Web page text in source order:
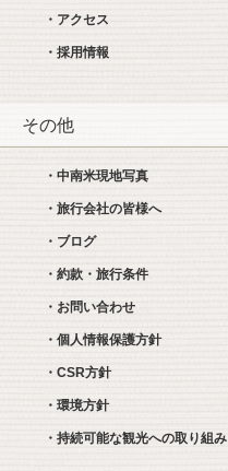
・アクセス
・採用情報
その他
・中南米現地写真
・旅行会社の皆様へ
・ブログ
・約款・旅行条件
・お問い合わせ
・個人情報保護方針
・CSR方針
・環境方針
・持続可能な観光への取り組み